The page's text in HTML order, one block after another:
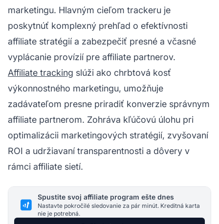
marketingu. Hlavným cieľom trackeru je
poskytnúť komplexný prehľad o efektívnosti
affiliate stratégiía zabezpečiť presné a včasné
vyplácanie provízií pre affiliate partnerov.
Affiliate tracking slúži ako chrbtová kosť
výkonnostného marketingu, umožňuje
zadávateľom presne priradiť konverzie správnym
affiliate partnerom. Zohráva kľúčovú úlohu pri
optimalizácii marketingových stratégií, zvyšovaní
ROI a udržiavaní transparentnosti a dôvery v
rámci affiliate sietí.
Spustite svoj affiliate program ešte dnes
Nastavte pokročilé sledovanie za pár minút. Kreditná karta
nie je potrebná.